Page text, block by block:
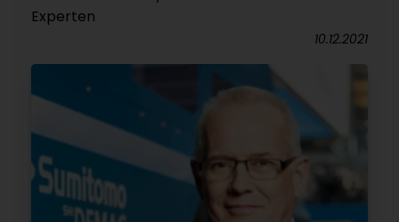
Experten
10.12.2021